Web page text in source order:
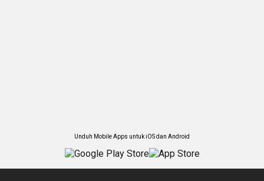
Unduh Mobile Apps untuk iOS dan Android